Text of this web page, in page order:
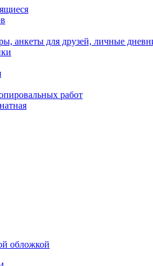
анкеты для друзей, личные
работ
обложкой